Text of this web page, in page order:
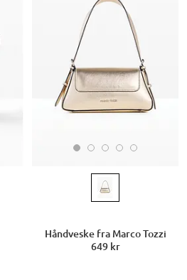
Håndveske fra Marco Tozzi
649 kr